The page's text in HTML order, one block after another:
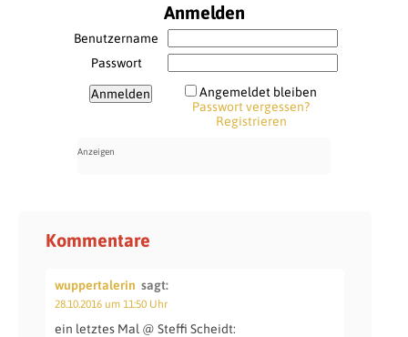
Anmelden
Benutzername
Passwort
Angemeldet bleiben
Passwort vergessen?
Registrieren
Kommentare
wuppertalerin sagt:
28.10.2016 um 11:50 Uhr
ein letztes Mal @ Steffi Scheidt: